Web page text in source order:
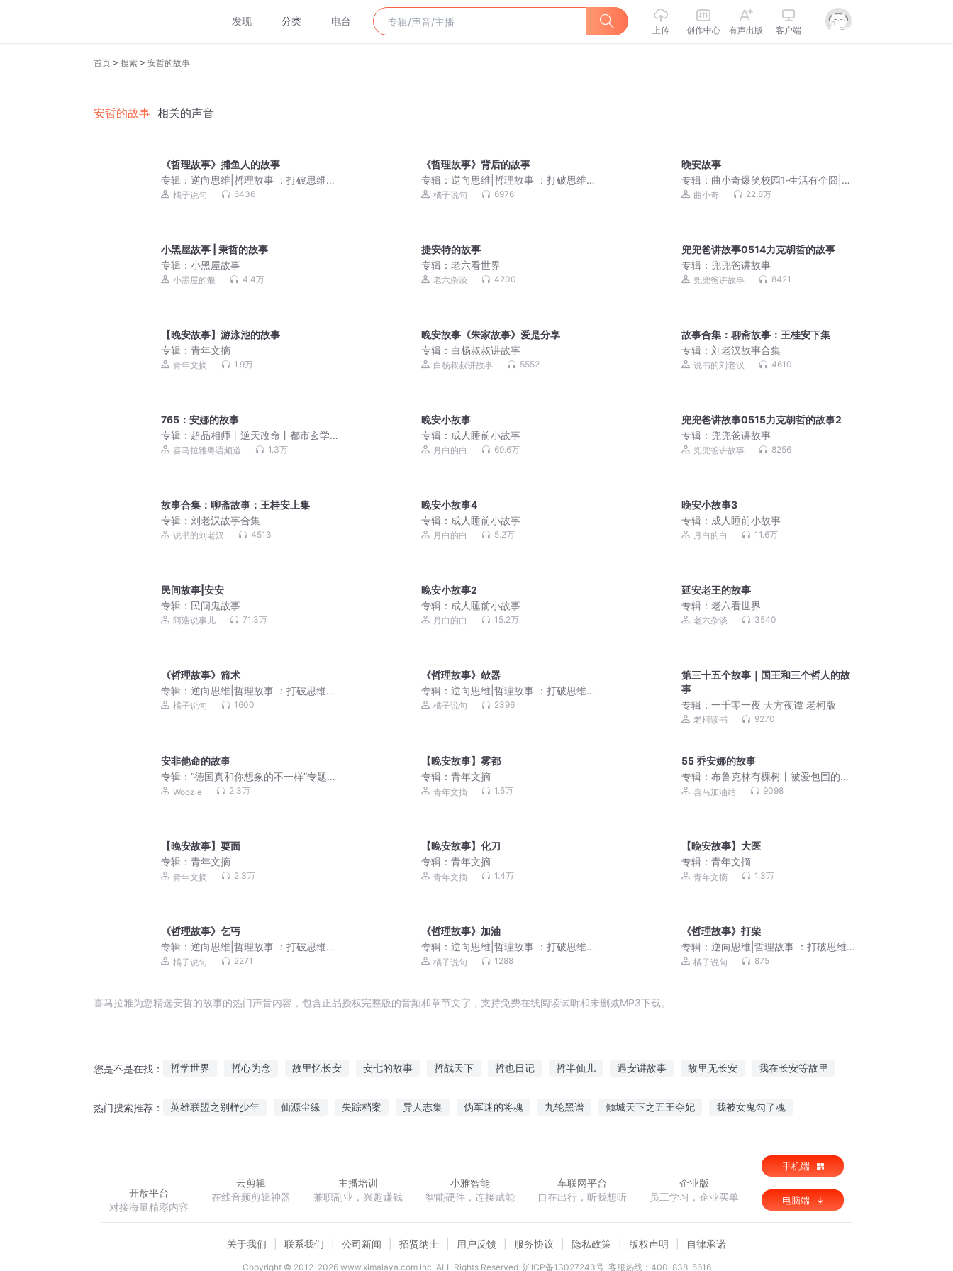
发现 分类 电台
上传 创作中心 有声出版 客户端
首页 > 搜索 > 安哲的故事
安哲的故事 相关的声音
《哲理故事》捕鱼人的故事
专辑： 逆向思维|哲理故事 ：打破思维壁
垒，实现人生逆袭
橘子说句 6436
《哲理故事》背后的故事
专辑：逆向思维|哲理故事 ：打破思维壁
垒，实现人生逆袭
橘子说句 6976
晚安故事
专辑： 曲小奇爆笑校园1·生活有个囧|小
学生笑话|睡前故事
曲小奇 22.8万
小黑屋故事 | 秉哲的故事
专辑： 小黑屋故事
小黑屋的貘 4.4万
捷安特的故事
专辑：老六看世界
老六杂谈 4200
兜兜爸讲故事0514力克胡哲的故事
专辑： 兜兜爸讲故事
兜兜爸讲故事 8421
【晚安故事】游泳池的故事
专辑： 青年文摘
青年文摘 1.9万
晚安故事《朱家故事》爱是分享
专辑： 白杨叔叔讲故事
白杨叔叔讲故事 5552
故事合集：聊斋故事：王桂安下集
专辑：刘老汉故事合集
说书的刘老汉 4610
765：安娜的故事
专辑： 超品相师丨逆天改命丨都市玄学
（粤语）
喜马拉雅粤语频道 1.3万
晚安小故事
专辑： 成人睡前小故事
月白的白 69.6万
兜兜爸讲故事0515力克胡哲的故事2
专辑： 兜兜爸讲故事
兜兜爸讲故事 8256
故事合集：聊斋故事：王桂安上集
专辑： 刘老汉故事合集
说书的刘老汉 4513
晚安小故事4
专辑： 成人睡前小故事
月白的白 5.2万
晚安小故事3
专辑： 成人睡前小故事
月白的白 11.6万
民间故事|安安
专辑： 民间鬼故事
阿浩说事儿 71.3万
晚安小故事2
专辑： 成人睡前小故事
月白的白 15.2万
延安老王的故事
专辑：老六看世界
老六杂谈 3540
《哲理故事》箭术
专辑： 逆向思维|哲理故事 ：打破思维壁
垒，实现人生逆袭
橘子说句 1600
《哲理故事》欹器
专辑：逆向思维|哲理故事 ：打破思维壁
垒，实现人生逆袭
橘子说句 2396
第三十五个故事｜国王和三个哲人的故
事
专辑：一千零一夜 天方夜谭 老柯版
老柯读书 9270
安非他命的故事
专辑： “德国真和你想象的不一样”专题节
目录音
Woozie 2.3万
【晚安故事】雾都
专辑：青年文摘
青年文摘 1.5万
55 乔安娜的故事
专辑：布鲁克林有棵树丨被爱包围的
人，即使窘迫也不缺披荆斩棘的勇气！
喜马加油站 9098
【晚安故事】耍面
专辑： 青年文摘
青年文摘 2.3万
【晚安故事】化刀
专辑：青年文摘
青年文摘 1.4万
【晚安故事】大医
专辑：青年文摘
青年文摘 1.3万
《哲理故事》乞丐
专辑： 逆向思维|哲理故事 ：打破思维壁
垒，实现人生逆袭
橘子说句 2271
《哲理故事》加油
专辑：逆向思维|哲理故事 ：打破思维壁
垒，实现人生逆袭
橘子说句 1288
《哲理故事》打柴
专辑：逆向思维|哲理故事 ：打破思维壁
垒，实现人生逆袭
橘子说句 875
喜马拉雅为您精选安哲的故事的热门声音内容，包含正品授权完整版的音频和章节文字，支持免费在线阅读试听和未删减MP3下载。
您是不是在找： 哲学世界 哲心为念 故里忆长安 安七的故事 哲战天下 哲也日记 哲半仙儿 遇安讲故事 故里无长安 我在长安等故里
热门搜索推荐： 英雄联盟之别样少年 仙源尘缘 失踪档案 异人志集 伪军迷的将魂 九轮黑谱 倾城天下之五王夺妃 我被女鬼勾了魂
开放平台
对接海量精彩内容
云剪辑
在线音频剪辑神器
主播培训
兼职副业，兴趣赚钱
小雅智能
智能硬件，连接赋能
车联网平台
自在出行，听我想听
企业版
员工学习，企业买单
手机端
电脑端
关于我们 联系我们 公司新闻 招贤纳士 用户反馈 服务协议 隐私政策 版权声明 自律承诺
Copyright © 2012-2026www.ximalaya.com lnc. ALL Rights Reserved 沪ICP备13027243号 客服热线：400-838-5616